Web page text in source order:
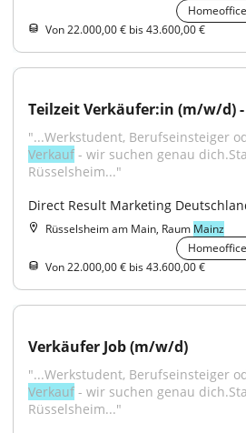
Homeoffice
Von 22.000,00 € bis 43.600,00 €
Teilzeit Verkäufer:in (m/w/d) -
Verkauf - wir suchen genau
Rüsselsheim..."
Direct Result Marketing
Rüsselsheim am Main, Raum Mainz
Homeoffice
Von 22.000,00 € bis 43.600,00 €
Verkäufer Job (m/w/d)
Verkauf - wir suchen genau
Rüsselsheim..."